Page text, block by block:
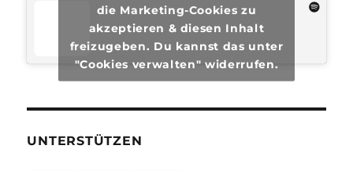
die Marketing-Cookies zu
akzeptieren & diesen Inhalt
freizugeben. Du kannst das unter
"Cookies verwalten" widerrufen.
UNTERSTÜTZEN